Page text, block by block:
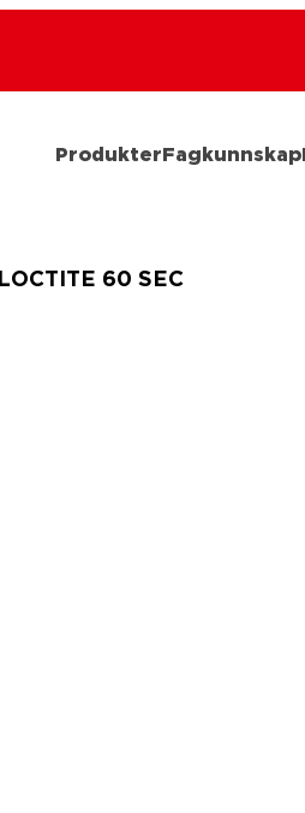
Produkter Fagkunnskap
LOCTITE 60 SEC